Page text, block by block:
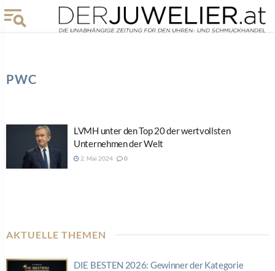
PWC
LVMH unter den Top 20 der wertvollsten
Unternehmen der Welt
2. Mai 2024 0
AKTUELLE THEMEN
DIE BESTEN 2026: Gewinner der Kategorie